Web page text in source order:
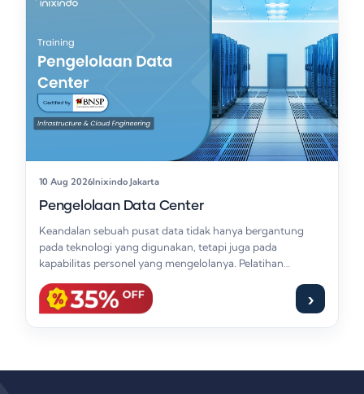
10 Aug 2026Inixindo Jakarta
Pengelolaan Data Center
Keandalan sebuah pusat data tidak hanya bergantung
pada teknologi yang digunakan, tetapi juga pada
kapabilitas personel yang mengelolanya. Pelatihan
›